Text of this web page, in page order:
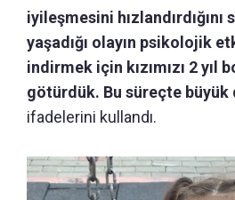
iyileşmesini hızlandırdığını
yaşadığı olayın psikolojik
indirmek için kızımızı 2 yıl
götürdük. Bu süreçte büyük
ifadelerini kullandı.